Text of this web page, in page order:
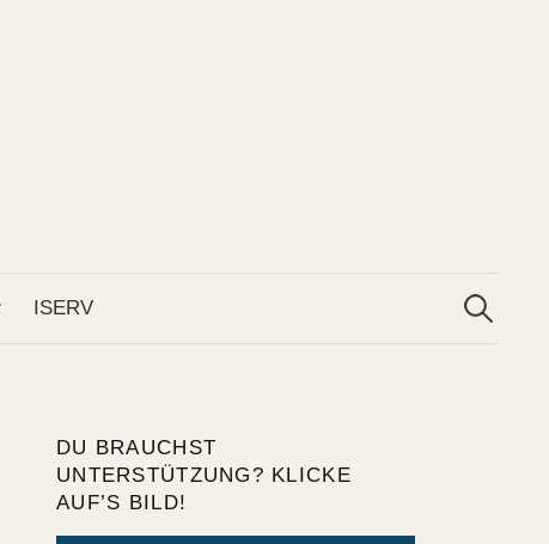
ISERV
nach:
DU BRAUCHST
UNTERSTÜTZUNG? KLICKE
AUF’S BILD!